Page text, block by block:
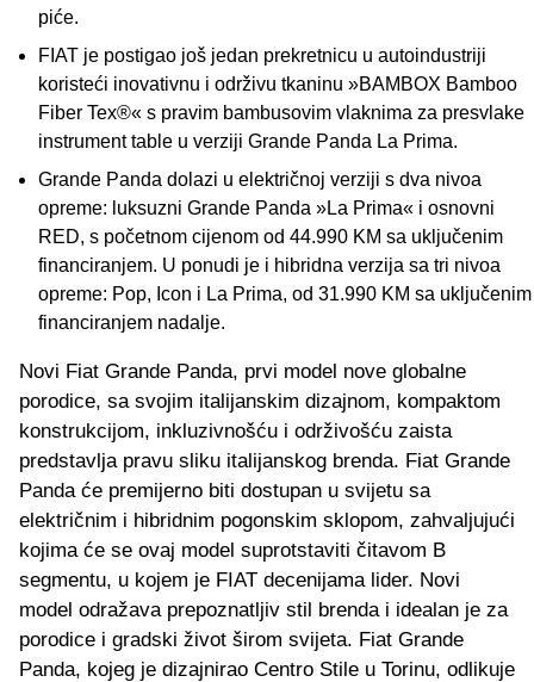
piće.
FIAT je postigao još jedan prekretnicu u autoindustriji
koristeći inovativnu i održivu tkaninu »BAMBOX Bamboo
Fiber Tex®« s pravim bambusovim vlaknima za presvlake
instrument table u verziji Grande Panda La Prima.
Grande Panda dolazi u električnoj verziji s dva nivoa
opreme: luksuzni Grande Panda »La Prima« i osnovni
RED, s početnom cijenom od 44.990 KM sa uključenim
financiranjem. U ponudi je i hibridna verzija sa tri nivoa
opreme: Pop, Icon i La Prima, od 31.990 KM sa uključenim
financiranjem nadalje.
Novi Fiat Grande Panda, prvi model nove globalne
porodice, sa svojim italijanskim dizajnom, kompaktom
konstrukcijom, inkluzivnošću i održivošću zaista
predstavlja pravu sliku italijanskog brenda. Fiat Grande
Panda će premijerno biti dostupan u svijetu sa
električnim i hibridnim pogonskim sklopom, zahvaljujući
kojima će se ovaj model suprotstaviti čitavom B
segmentu, u kojem je FIAT decenijama lider. Novi
model odražava prepoznatljiv stil brenda i idealan je za
porodice i gradski život širom svijeta. Fiat Grande
Panda, kojeg je dizajnirao Centro Stile u Torinu, odlikuje